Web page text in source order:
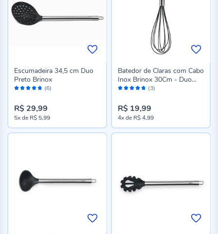
Avaliação: (6)
Escumadeira 34,5 cm Duo
Preto Brinox
R$ 29,99
5xde R$ 5,99
Avaliação: (3)
Batedor de Claras com Cabo
Inox Brinox 30Cm - Duo
Preto
R$ 19,99
4xde R$ 4,99